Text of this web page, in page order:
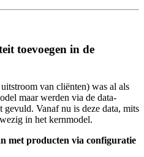
toevoegen in de
van cliënten) was al als
maar werden via de data-
gevuld. Vanaf nu is deze data, mits
in het kernmodel.
met producten via configuratie